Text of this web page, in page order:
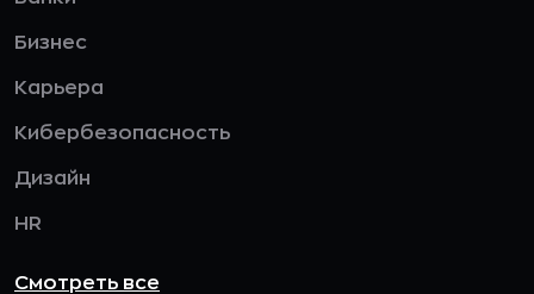
Бизнес
Карьера
Кибербезопасность
Дизайн
HR
Смотреть все